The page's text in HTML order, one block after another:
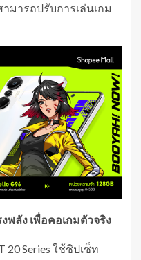
มารถปรับการเล่นเกม
พลัง เพื่อคอเกมตัวจริง
20 Series ใช้ชิปเซ็ท